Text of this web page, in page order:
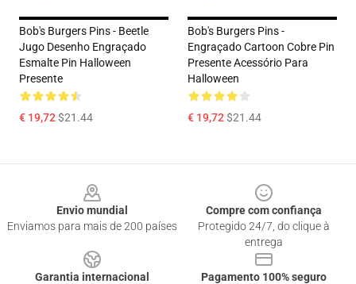
Bob's Burgers Pins - Beetle
Jugo Desenho Engraçado
Esmalte Pin Halloween
Presente
€ 19,72$21.44
Bob's Burgers Pins -
Engraçado Cartoon Cobre Pin
Presente Acessório Para
Halloween
€ 19,72$21.44
Envio mundial
Enviamos para mais de 200 países
Compre com confiança
Protegido 24/7, do clique à
entrega
Garantia internacional
Pagamento 100% seguro